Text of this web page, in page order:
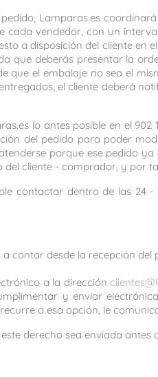
Lamparas.es
vendedor, con un
a disposición del cliente en
que deberás presentar la
el embalaje no sea el
el cliente deberá
lo antes posible en el
del pedido para poder
porque ese pedido
cliente - comprador, y por
contactar dentro de las 24
contar desde la recepción
a la dirección
y enviar
recurre a esa opción, le
derecho sea enviada antes